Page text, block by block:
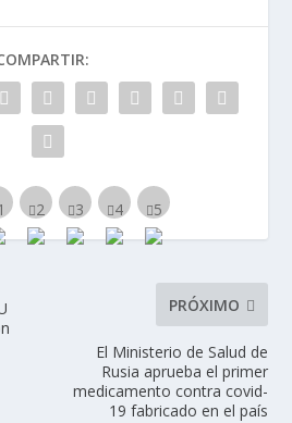
PRÓXIMO
El Ministerio de Salud de
Rusia aprueba el primer
medicamento contra covid-
19 fabricado en el país